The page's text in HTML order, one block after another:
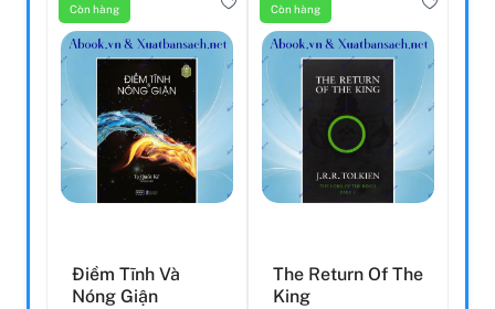
Còn hàng
Điềm Tĩnh Và
Nóng Giận
Còn hàng
The Return Of The
King